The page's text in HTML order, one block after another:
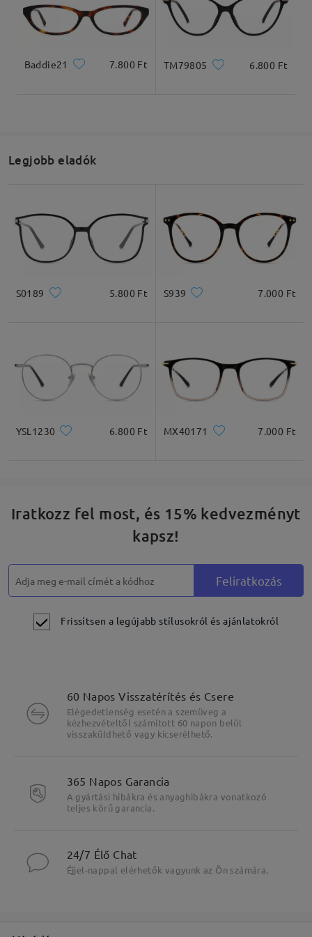
Termékméretek
Lencseszélesség
52mm/ 2.05in
Lencsemagasság
45mm/ 1.77in
Hídszélesség
18mm/ 0.71in
Négyzet Kerek Gyémánt Ovális
Termékleírás
Fő jellemzők kiemelése
Baddie21 7.800 Ft TM79805 6.800 Ft
Legjobb eladók
S0189 5.800 Ft S939 7.000 Ft
YSL1230 6.800 Ft MX40171 7.000 Ft
Iratkozz fel most, és 15% kedvezményt
kapsz!
Feliratkozás
Frissítsen a legújabb stílusokról és ajánlatokról
60 Napos Visszatérítés és Csere
Elégedetlenség esetén a szemüveg a
kézhezvételtől számított 60 napon belül
visszaküldhető vagy kicserélhető.
365 Napos Garancia
A gyártási hibákra és anyaghibákra vonatkozó
teljes körű garancia.
24/7 Élő Chat
Éjjel-nappal elérhetők vagyunk az Ön számára.